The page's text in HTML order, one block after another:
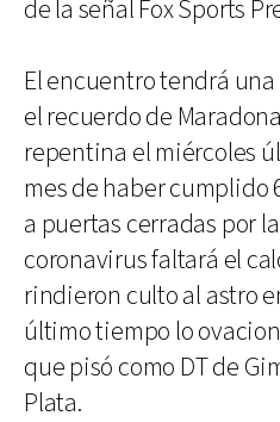
de la señal Fox Sports
El encuentro tendrá
el recuerdo de
repentina el miércoles
mes de haber cumplido
a puertas cerradas por
coronavirus faltará el
rindieron culto al astro
último tiempo lo
que pisó como DT de
Plata.